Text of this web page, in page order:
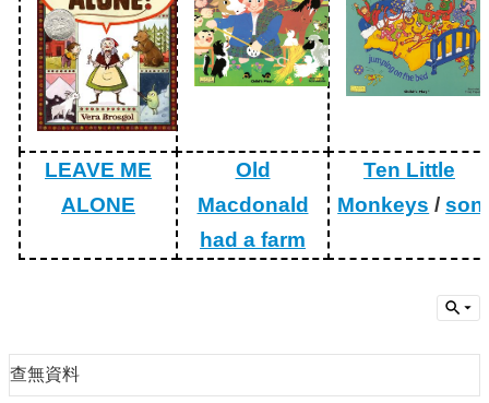
LEAVE ME
ALONE
Old
Macdonald
had a farm
Ten Little
Monkeys /
查無資料